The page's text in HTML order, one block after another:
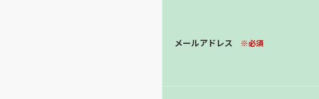
メールアドレス ※必須